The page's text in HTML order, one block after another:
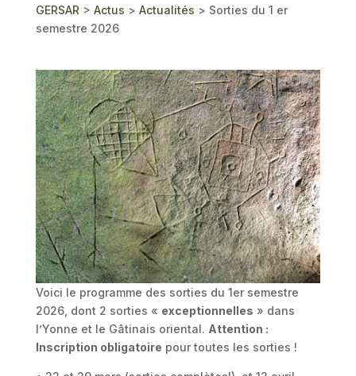
GERSAR > Actus > Actualités > Sorties du 1 er
semestre 2026
Voici le programme des sorties du 1er semestre
2026, dont 2 sorties « exceptionnelles » dans
l’Yonne et le Gâtinais oriental. Attention :
Inscription obligatoire pour toutes les sorties !